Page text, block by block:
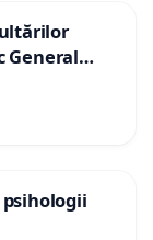
General